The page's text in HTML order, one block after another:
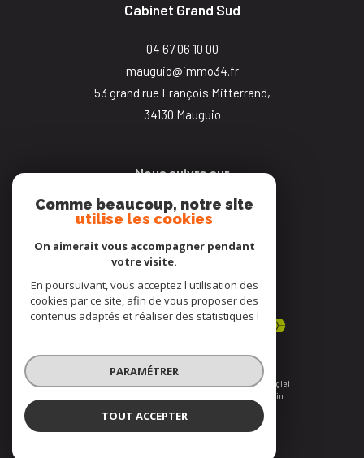
Cabinet Grand Sud
04 67 06 10 00
mauguio@immo34.fr
53 grand rue François Mitterrand,
34130
mauguio
Nous suivre sur
Adhérents
© 2026 | Tous droits réservés | Traduction powered by Google |
Admin
Comme beaucoup, notre site
utilise les cookies
On aimerait vous accompagner pendant
votre visite.
En poursuivant, vous acceptez l'utilisation des
cookies par ce site, afin de vous proposer des
contenus adaptés et réaliser des statistiques !
PARAMÉTRER
TOUT ACCEPTER